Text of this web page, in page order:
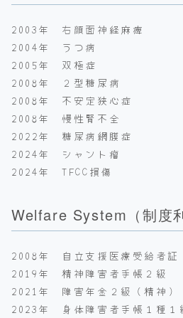
2003年 右顔面神経麻痺
2004年 うつ病
2005年 双極症
2008年 ２型糖尿病
2008年 不安定狭心症
2008年 慢性腎不全
2022年 糖尿病網膜症
2024年 シャント瘤
2024年 TFCC損傷
Welfare System（制度利
2008年 自立支援医療受給者証
2019年 精神障害者手帳２級
2021年 障害年金２級（精神）
2023年 身体障害者手帳１種１